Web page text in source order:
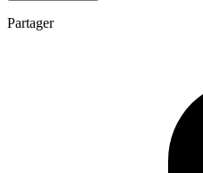
Partager